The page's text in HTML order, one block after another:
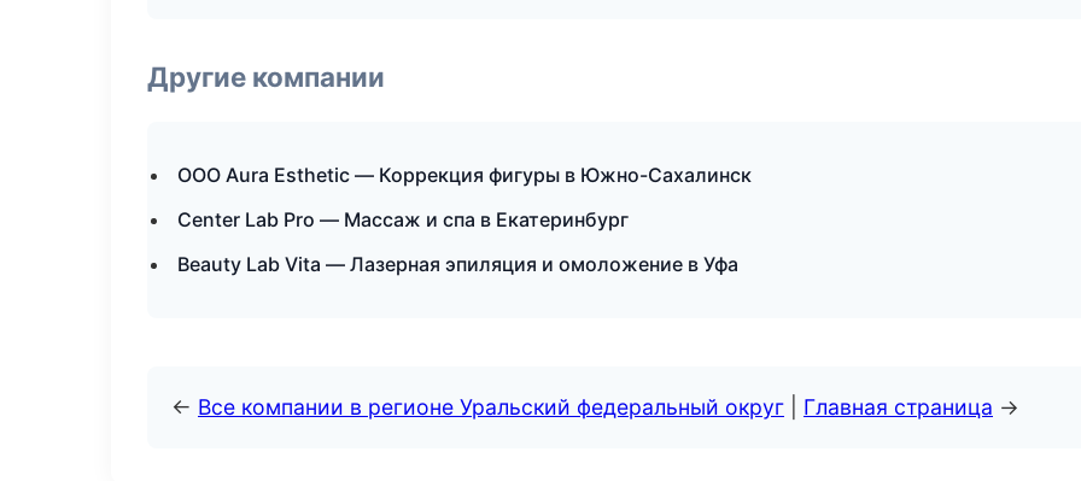
Другие компании
ООО Aura Esthetic — Коррекция фигуры в Южно-Сахалинск
Center Lab Pro — Массаж и спа в Екатеринбург
Beauty Lab Vita — Лазерная эпиляция и омоложение в Уфа
← Все компании в регионе Уральский федеральный округ Главная страница →